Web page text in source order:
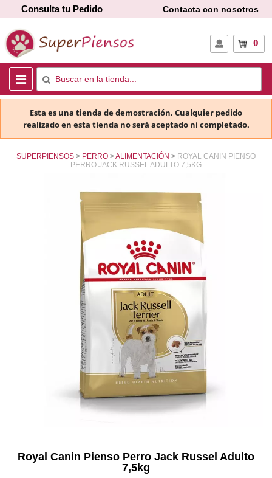
Consulta tu Pedido Contacta con nosotros
0
Esta es una tienda de demostración. Cualquier pedido
realizado en esta tienda no será aceptado ni completado.
SUPERPIENSOS PERRO ALIMENTACIÓN
ROYAL CANIN PIENSO
PERRO JACK RUSSEL ADULTO 7,5KG
Royal Canin Pienso Perro Jack Russel Adulto
7,5kg